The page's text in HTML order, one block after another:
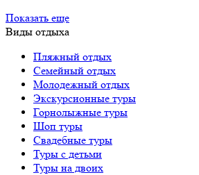
Показать еще
Виды отдыха
Пляжный отдых
Семейный отдых
Молодежный отдых
Экскурсионные туры
Горнолыжные туры
Шоп туры
Свадебные туры
Туры с детьми
Туры на двоих